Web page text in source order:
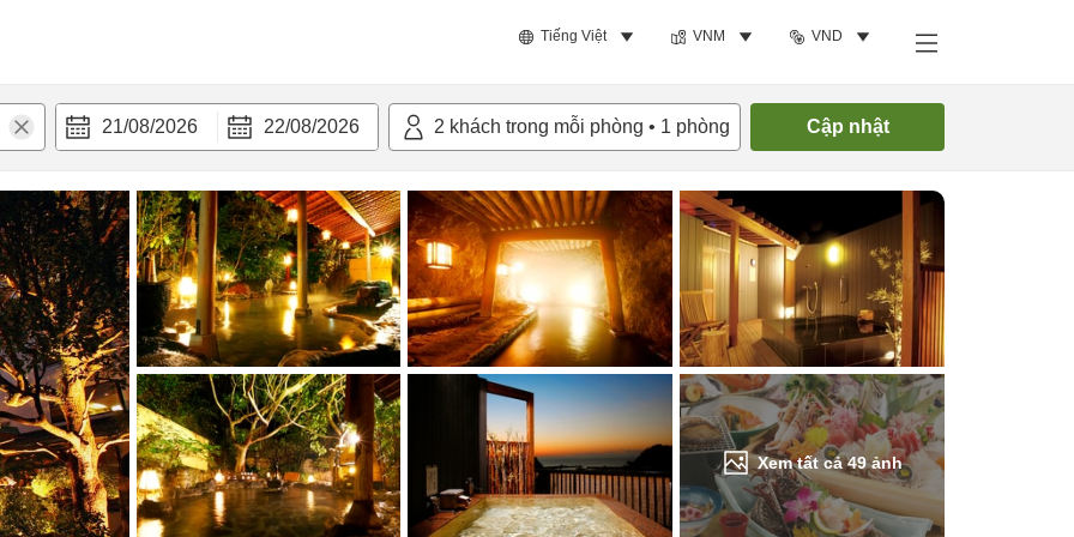
Tiếng Việt VNM VND
21/08/2026 22/08/2026 2 khách trong mỗi phòng • 1 phòng Cập nhật
Xem tất cả49ảnh
bật Tiện nghi Tìm phòng trống